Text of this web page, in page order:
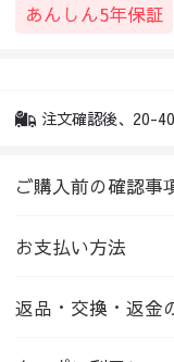
あんしん5年保証
注文確認後、20-
ご購入前の確認事
お支払い方法
返品・交換・返金